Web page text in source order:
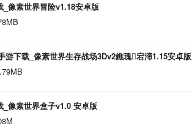
像素世界冒险v1.18安卓版
游下载_像素世界生存战场3Dv2鐎瑰宕渧1.15安卓版
_像素世界盒子v1.0 安卓版